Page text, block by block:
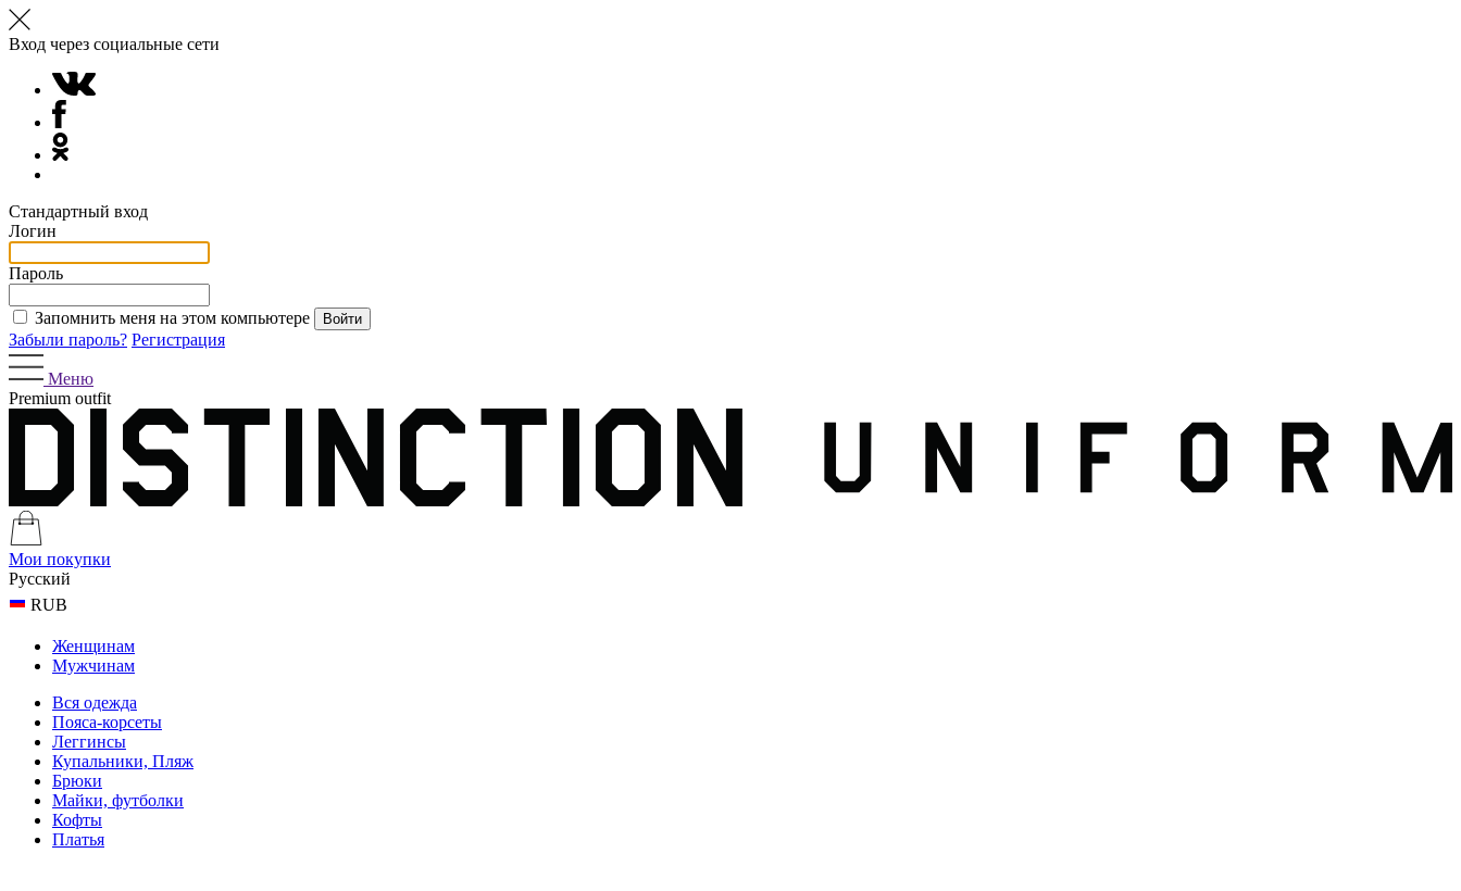
Вход через социальные сети
Стандартный вход
Логин
Пароль
Запомнить меня на этом компьютере
Забыли пароль? Регистрация
Меню
Premium outfit
Мои покупки
Русский
RUB
Женщинам
Мужчинам
Вся одежда
Пояса-корсеты
Леггинсы
Купальники, Пляж
Брюки
Майки, футболки
Кофты
Платья